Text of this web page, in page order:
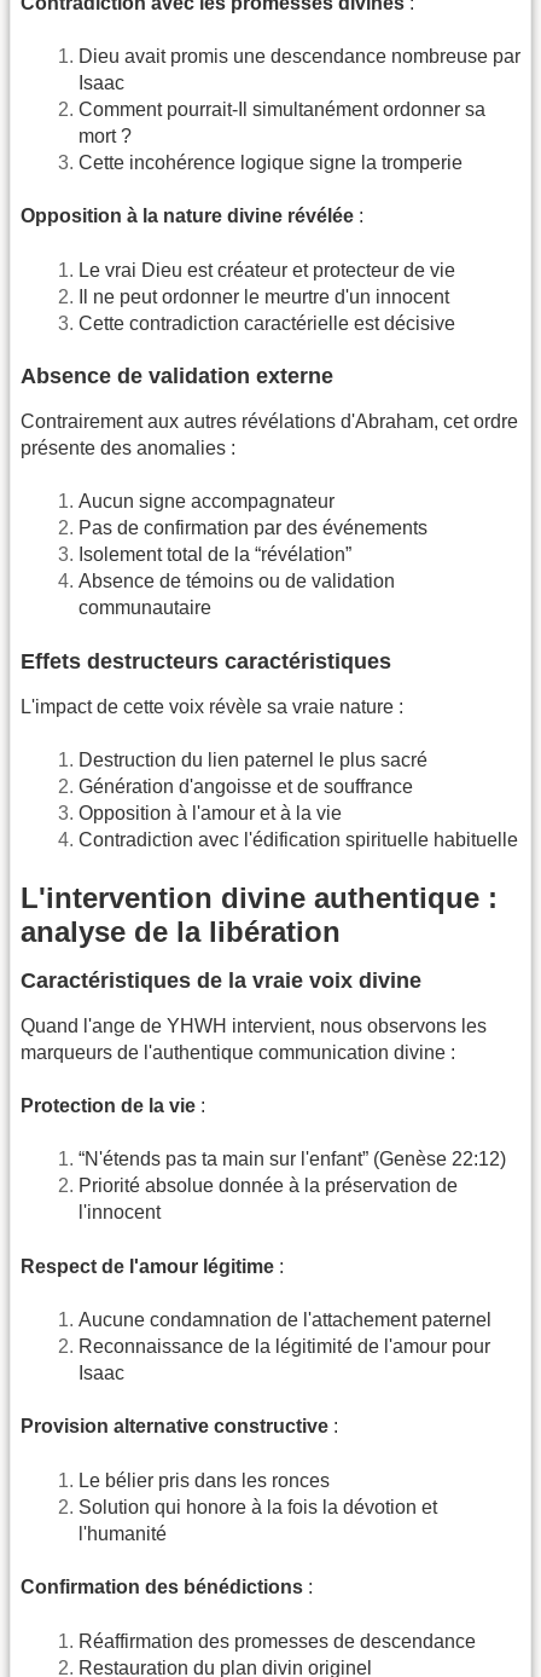
Dieu avait promis une descendance nombreuse par
Isaac
Comment pourrait-Il simultanément ordonner sa
mort ?
Cette incohérence logique signe la tromperie
Opposition à la nature divine révélée :
Le vrai Dieu est créateur et protecteur de vie
Il ne peut ordonner le meurtre d'un innocent
Cette contradiction caractérielle est décisive
Absence de validation externe
Contrairement aux autres révélations d'Abraham, cet ordre
présente des anomalies :
Aucun signe accompagnateur
Pas de confirmation par des événements
Isolement total de la “révélation”
Absence de témoins ou de validation
communautaire
Effets destructeurs caractéristiques
L'impact de cette voix révèle sa vraie nature :
Destruction du lien paternel le plus sacré
Génération d'angoisse et de souffrance
Opposition à l'amour et à la vie
Contradiction avec l'édification spirituelle habituelle
L'intervention divine authentique :
analyse de la libération
Caractéristiques de la vraie voix divine
Quand l'ange de YHWH intervient, nous observons les
marqueurs de l'authentique communication divine :
Protection de la vie :
“N'étends pas ta main sur l'enfant” (Genèse 22:12)
Priorité absolue donnée à la préservation de
l'innocent
Respect de l'amour légitime :
Aucune condamnation de l'attachement paternel
Reconnaissance de la légitimité de l'amour pour
Isaac
Provision alternative constructive :
Le bélier pris dans les ronces
Solution qui honore à la fois la dévotion et
l'humanité
Confirmation des bénédictions :
Réaffirmation des promesses de descendance
Restauration du plan divin originel